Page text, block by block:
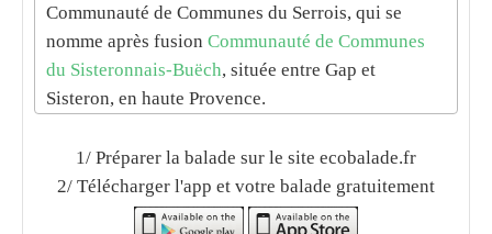
Communauté de Communes du Serrois, qui se
nomme après fusion Communauté de Communes
du Sisteronnais-Buëch, située entre Gap et
Sisteron, en haute Provence.
1/ Préparer la balade sur le site ecobalade.fr
2/ Télécharger l'app et votre balade gratuitement